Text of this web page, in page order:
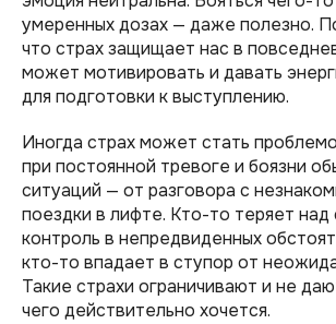
умеренных дозах — даже полезно.
что страх защищает нас в
может мотивировать и давать
для подготовки к выступлению.
Иногда страх может стать
при постоянной тревоге и боязни
ситуаций — от разговора с
поездки в лифте. Кто-то теряет над
контроль в непредвиденных
кто-то впадает в ступор от
Такие страхи ограничивают и не
чего действительно хочется.